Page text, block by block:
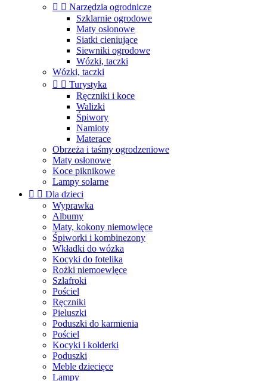
  Narzędzia ogrodnicze
Szklarnie ogrodowe
Maty osłonowe
Siatki cieniujące
Siewniki ogrodowe
Wózki, taczki
Wózki, taczki
  Turystyka
Ręczniki i koce
Walizki
Śpiwory
Namioty
Materace
Obrzeża i taśmy ogrodzeniowe
Maty osłonowe
Koce piknikowe
Lampy solarne
  Dla dzieci
Wyprawka
Albumy
Maty, kokony niemowlęce
Śpiworki i kombinezony
Wkładki do wózka
Kocyki do fotelika
Rożki niemoewlęce
Szlafroki
Pościel
Ręczniki
Pieluszki
Poduszki do karmienia
Pościel
Kocyki i kołderki
Poduszki
Meble dziecięce
Lampy